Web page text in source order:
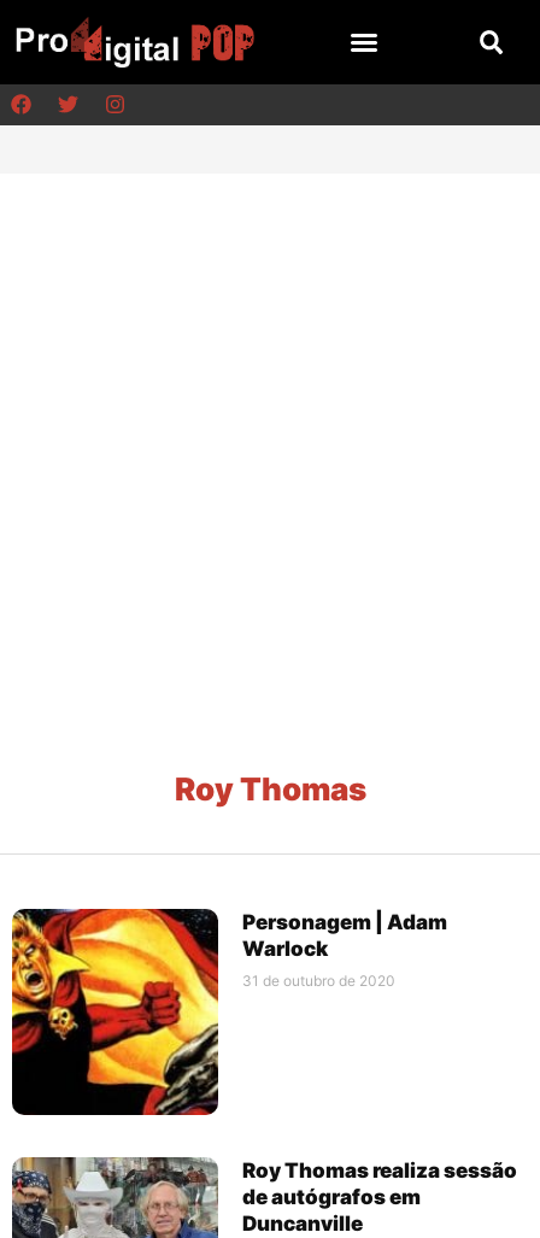
Roy Thomas
Personagem | Adam
Warlock
31 de outubro de 2020
Roy Thomas realiza sessão
de autógrafos em
Duncanville